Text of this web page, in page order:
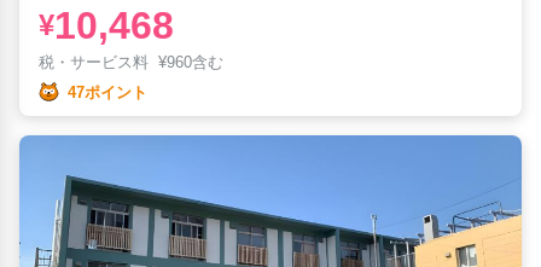
¥10,468
税・サービス料 ¥960含む
47ポイント